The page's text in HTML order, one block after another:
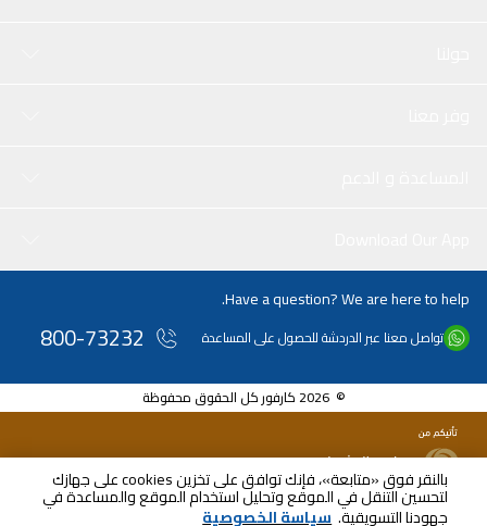
بالنقر فوق «متابعة»، فإنك توافق على تخزين cookies على جهازك
لتحسين التنقل في الموقع وتحليل استخدام الموقع والمساعدة في
جهودنا التسويقية. سياسة الخصوصية
Have a question? We are here to help.
تواصل معنا عبر الدردشة للحصول على المساعدة 800-73232
© 2026 كارفور كل الحقوق محفوظة